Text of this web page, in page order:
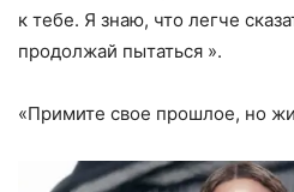
к тебе. Я знаю, что легче
продолжай пытаться ».
«Примите свое прошлое, но